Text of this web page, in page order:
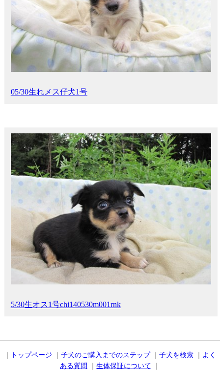
05/30生れメス仔犬1号
5/30生オス1号chi140530m001rnk
｜ トップページ ｜ 子犬のご購入までのステップ｜ 子犬を検索 ｜ よく
ある質問
｜ 生体保証について ｜